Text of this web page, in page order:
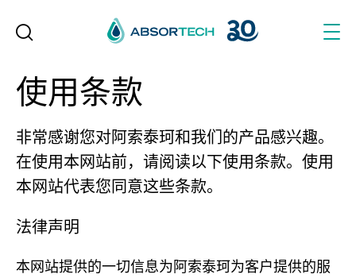
使用条款
非常感谢您对阿索泰珂和我们的产品感兴趣。
在使用本网站前，请阅读以下使用条款。使用
本网站代表您同意这些条款。
法律声明
本网站提供的一切信息为阿索泰珂为客户提供的服